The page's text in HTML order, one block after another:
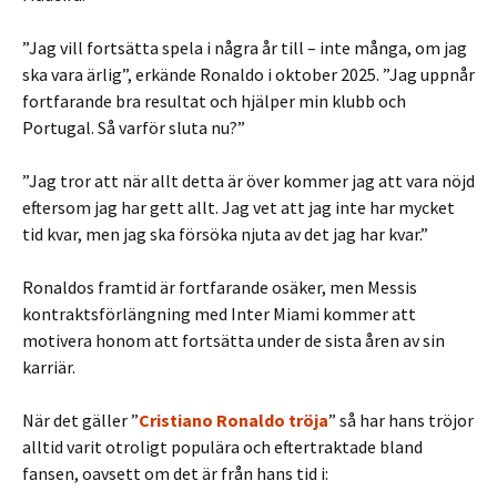
”Jag vill fortsätta spela i några år till – inte många, om jag
ska vara ärlig”, erkände Ronaldo i oktober 2025. ”Jag uppnår
fortfarande bra resultat och hjälper min klubb och
Portugal. Så varför sluta nu?”
”Jag tror att när allt detta är över kommer jag att vara nöjd
eftersom jag har gett allt. Jag vet att jag inte har mycket
tid kvar, men jag ska försöka njuta av det jag har kvar.”
Ronaldos framtid är fortfarande osäker, men Messis
kontraktsförlängning med Inter Miami kommer att
motivera honom att fortsätta under de sista åren av sin
karriär.
När det gäller ”Cristiano Ronaldo tröja” så har hans tröjor
alltid varit otroligt populära och eftertraktade bland
fansen, oavsett om det är från hans tid i: